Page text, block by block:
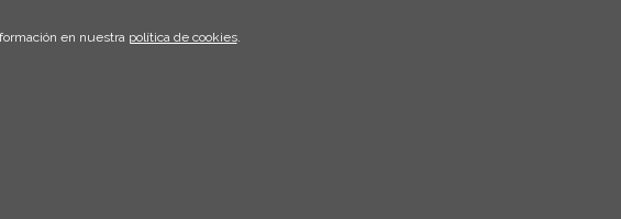
en nuestra política de cookies.